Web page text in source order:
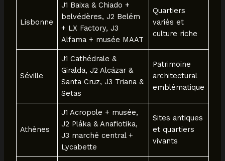
Lisbonne
J1 Baixa & Chiado +
belvédères, J2 Belém
+ LX Factory, J3
Alfama + musée MAAT
Quartiers
variés et
culture riche
Séville
J1 Cathédrale &
Giralda, J2 Alcázar &
Santa Cruz, J3 Triana &
Setas
Patrimoine
architectural
emblématique
Athènes
J1 Acropole + musée,
J2 Pláka & Anafiotika,
J3 marché central +
Lycabette
Sites antiques
et quartiers
vivants